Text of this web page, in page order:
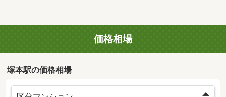
価格相場
塚本駅の価格相場